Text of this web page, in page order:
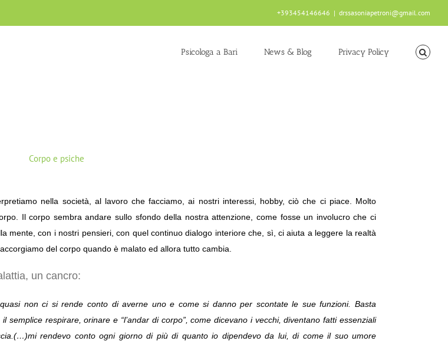
+393454146646 | drssasoniapetroni@gmail.com
Psicologa a Bari News & Blog Privacy Policy
nella società, al lavoro che facciamo, ai nostri interessi, hobby, ciò che ci piace. Molto
Il corpo sembra andare sullo sfondo della nostra attenzione, come fosse un involucro che ci
mente, con i nostri pensieri, con quel continuo dialogo interiore che, sì, ci aiuta a leggere la realtà
del corpo quando è malato ed allora tutto cambia.
un cancro:
non ci si rende conto di averne uno e come si danno per scontate le sue funzioni. Basta
respirare, orinare e “l’andar di corpo”, come dicevano i vecchi, diventano fatti essenziali
rendevo conto ogni giorno di più di quanto io dipendevo da lui, di come il suo umore